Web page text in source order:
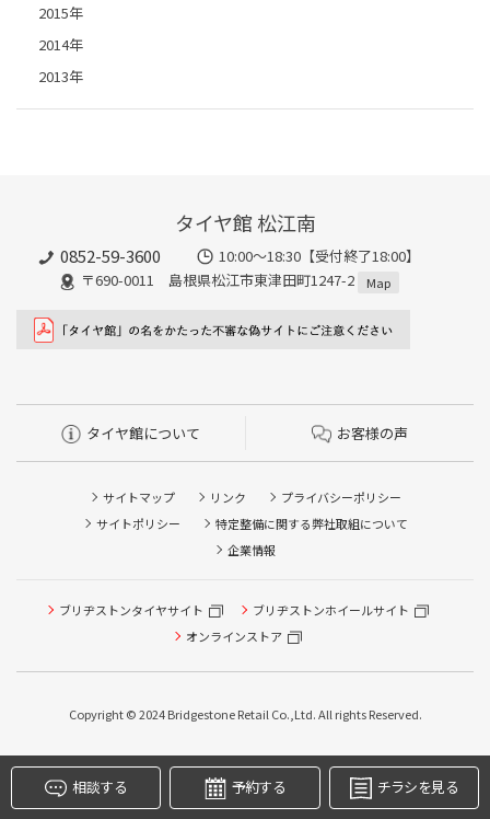
2015年
2014年
2013年
タイヤ館 松江南
0852-59-3600
10:00～18:30【受付終了18:00】
〒690-0011 島根県松江市東津田町1247-2
Map
タイヤ館について お客様の声
サイトマップ リンク
プライバシーポリシー
サイトポリシー
特定整備に関する弊社取組について
企業情報
ブリヂストンタイヤサイト
ブリヂストンホイールサイト
オンラインストア
Copyright © 2024 Bridgestone Retail Co.,Ltd. All rights Reserved.
相談する 予約する チラシを見る
タイヤ点検・安全点検/タイヤ履き替え/オイル交換/その他
ピット作業の予約
本日のタイヤ履き替え順番待ち予約 ※クローク契約会員の